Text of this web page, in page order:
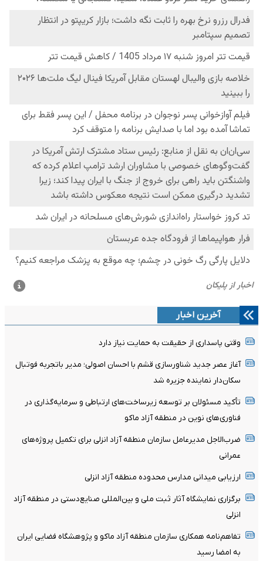
آخرین اخبار
وقتی پاسداری از حقیقت به حمایت نیاز دارد
آغاز عصر جدید شناورسازی قشم با احسان اصولی؛ مدیر باتجربه فوتبال
سکان‌دار نماینده جزیره شد
تأکید مسئولان بر توسعه زیرساخت‌های ارتباطی و سرمایه‌گذاری در
فناوری‌های نوین در منطقه آزاد ماکو
ضرب‌الاجل مدیرعامل سازمان منطقه آزاد انزلی برای تکمیل پروژه‌های
عمرانی
ارزیابی میدانی مدارس محدوده منطقه آزاد انزلی
برگزاری نمایشگاه آثار ثبت ملی و بین‌المللی صنایع‌دستی در منطقه آزاد
انزلی
تفاهم‌نامه همکاری سازمان منطقه آزاد ماکو و پژوهشگاه فضایی ایران
به امضا رسید